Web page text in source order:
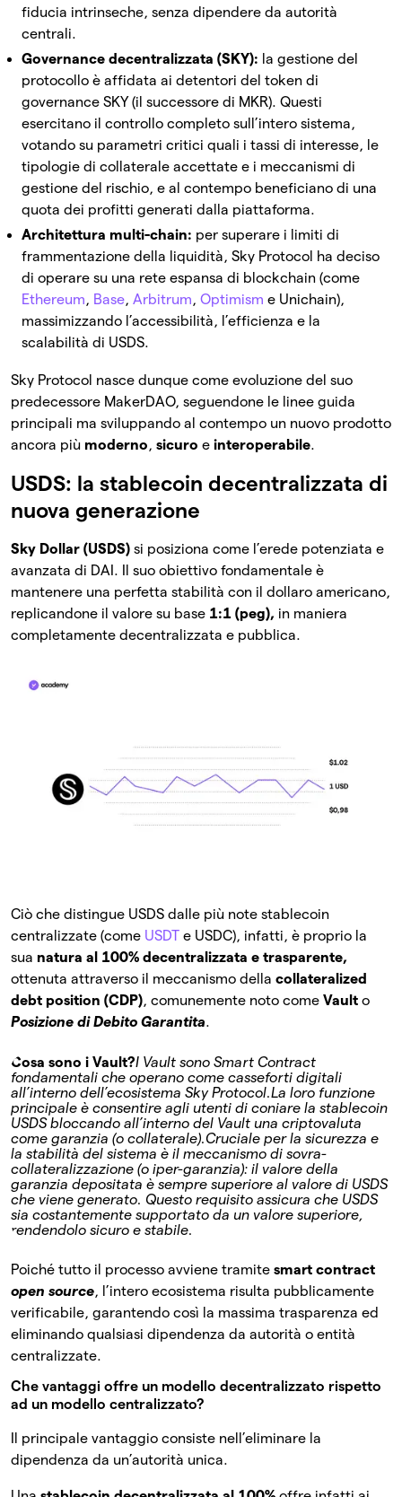
fiducia intrinseche, senza dipendere da autorità
centrali.
Governance decentralizzata (SKY): la gestione del
protocollo è affidata ai detentori del token di
governance SKY (il successore di MKR). Questi
esercitano il controllo completo sull’intero sistema,
votando su parametri critici quali i tassi di interesse, le
tipologie di collaterale accettate e i meccanismi di
gestione del rischio, e al contempo beneficiano di una
quota dei profitti generati dalla piattaforma.
Architettura multi-chain: per superare i limiti di
frammentazione della liquidità, Sky Protocol ha deciso
di operare su una rete espansa di blockchain (come
Ethereum, Base, Arbitrum, Optimism e Unichain),
massimizzando l’accessibilità, l’efficienza e la
scalabilità di USDS.
Sky Protocol nasce dunque come evoluzione del suo
predecessore MakerDAO, seguendone le linee guida
principali ma sviluppando al contempo un nuovo prodotto
ancora più moderno, sicuro e interoperabile.
USDS: la stablecoin decentralizzata di
nuova generazione
Sky Dollar (USDS) si posiziona come l’erede potenziata e
avanzata di DAI. Il suo obiettivo fondamentale è
mantenere una perfetta stabilità con il dollaro americano,
replicandone il valore su base 1:1 (peg), in maniera
completamente decentralizzata e pubblica.
Ciò che distingue USDS dalle più note stablecoin
centralizzate (come USDT e USDC), infatti, è proprio la
sua natura al 100% decentralizzata e trasparente,
ottenuta attraverso il meccanismo della collateralized
debt position (CDP), comunemente noto come Vault o
Posizione di Debito Garantita.
Cosa sono i Vault?I Vault sono Smart Contract
fondamentali che operano come casseforti digitali
all’interno dell’ecosistema Sky Protocol.La loro funzione
principale è consentire agli utenti di coniare la stablecoin
USDS bloccando all’interno del Vault una criptovaluta
come garanzia (o collaterale).Cruciale per la sicurezza e
la stabilità del sistema è il meccanismo di sovra-
collateralizzazione (o iper-garanzia): il valore della
garanzia depositata è sempre superiore al valore di USDS
che viene generato. Questo requisito assicura che USDS
sia costantemente supportato da un valore superiore,
rendendolo sicuro e stabile.
Poiché tutto il processo avviene tramite smart contract
open source, l’intero ecosistema risulta pubblicamente
verificabile, garantendo così la massima trasparenza ed
eliminando qualsiasi dipendenza da autorità o entità
centralizzate.
Che vantaggi offre un modello decentralizzato rispetto
ad un modello centralizzato?
Il principale vantaggio consiste nell’eliminare la
dipendenza da un’autorità unica.